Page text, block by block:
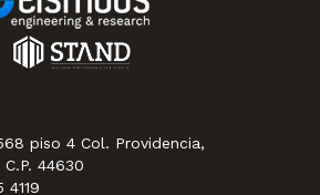
piso 4 Col. Providencia,
44630
4119